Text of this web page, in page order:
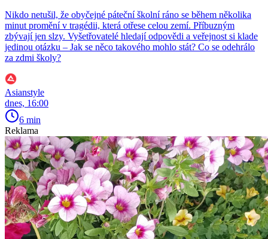
Nikdo netušil, že obyčejné páteční školní ráno se během několika
minut promění v tragédii, která otřese celou zemí. Příbuzným
zbývají jen slzy. Vyšetřovatelé hledají odpovědi a veřejnost si klade
jedinou otázku – Jak se něco takového mohlo stát? Co se odehrálo
za zdmi školy?
Asianstyle
dnes, 16:00
6 min
Reklama